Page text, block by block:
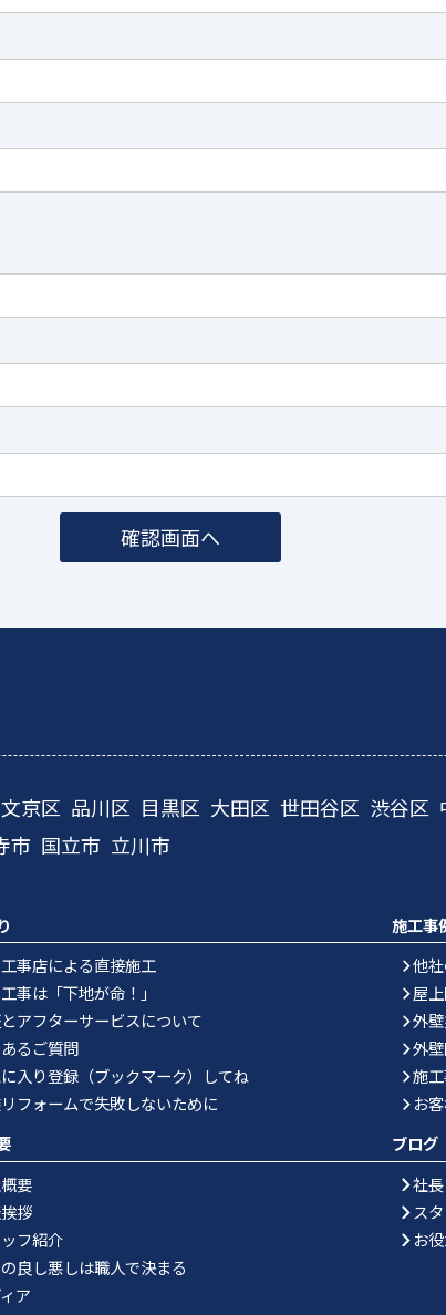
文京区 品川区 目黒区 大田区 世田谷区 渋谷区
市 国立市 立川市
事店による直接施工
事は「下地が命！」
アフターサービスについて
るご質問
入り登録（ブックマーク）してね
フォームで失敗しないために
要
拶
フ紹介
良し悪しは職人で決まる
ア
施工事
他
屋
外
外
施
お
ブログ
社
ス
お